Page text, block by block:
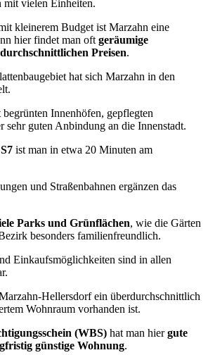
mit vielen Einheiten.
kleinerem Budget ist Marzahn eine
hier findet man oft geräumige
Preisen.
hat sich Marzahn in den
Innenhöfen, gepflegten
sehr guten Anbindung an die Innenstadt.
ist man in etwa 20 Minuten am
und Straßenbahnen ergänzen das
Parks und Grünflächen, wie die Gärten
besonders familienfreundlich.
Einkaufsmöglichkeiten sind in allen
Hellersdorf ein überdurchschnittlich
Wohnraum vorhanden ist.
(WBS) hat man hiergute
günstige Wohnung.